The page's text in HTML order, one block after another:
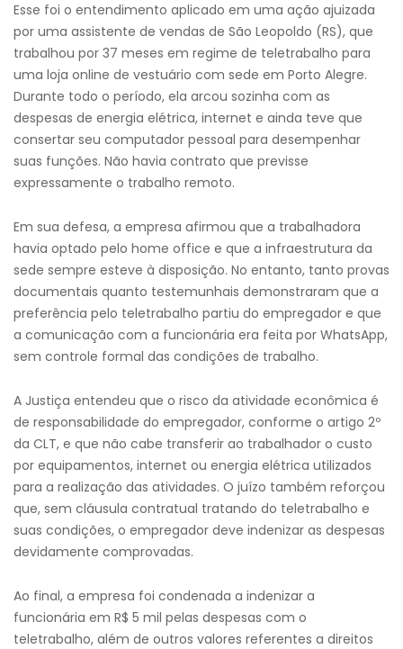
Esse foi o entendimento aplicado em uma ação ajuizada
por uma assistente de vendas de São Leopoldo (RS), que
trabalhou por 37 meses em regime de teletrabalho para
uma loja online de vestuário com sede em Porto Alegre.
Durante todo o período, ela arcou sozinha com as
despesas de energia elétrica, internet e ainda teve que
consertar seu computador pessoal para desempenhar
suas funções. Não havia contrato que previsse
expressamente o trabalho remoto.
Em sua defesa, a empresa afirmou que a trabalhadora
havia optado pelo home office e que a infraestrutura da
sede sempre esteve à disposição. No entanto, tanto provas
documentais quanto testemunhais demonstraram que a
preferência pelo teletrabalho partiu do empregador e que
a comunicação com a funcionária era feita por WhatsApp,
sem controle formal das condições de trabalho.
A Justiça entendeu que o risco da atividade econômica é
de responsabilidade do empregador, conforme o artigo 2º
da CLT, e que não cabe transferir ao trabalhador o custo
por equipamentos, internet ou energia elétrica utilizados
para a realização das atividades. O juízo também reforçou
que, sem cláusula contratual tratando do teletrabalho e
suas condições, o empregador deve indenizar as despesas
devidamente comprovadas.
Ao final, a empresa foi condenada a indenizar a
funcionária em R$ 5 mil pelas despesas com o
teletrabalho, além de outros valores referentes a direitos